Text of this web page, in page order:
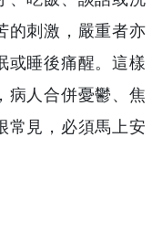
的刺激，嚴重者亦
或睡後痛醒。這樣
病人合併憂鬱、焦
常見，必須馬上安